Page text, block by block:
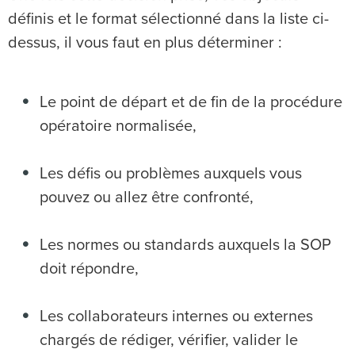
définis et le format sélectionné dans la liste ci-
dessus, il vous faut en plus déterminer :
Le point de départ et de fin de la procédure
opératoire normalisée,
Les défis ou problèmes auxquels vous
pouvez ou allez être confronté,
Les normes ou standards auxquels la SOP
doit répondre,
Les collaborateurs internes ou externes
chargés de rédiger, vérifier, valider le